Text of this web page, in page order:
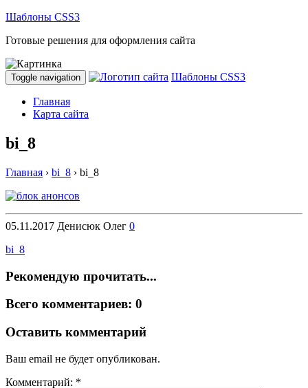
Шаблоны CSS3
Готовые решения для оформления сайта
Toggle navigation Шаблоны CSS3
Главная
Карта сайта
bi_8
Главная › bi_8 › bi_8
05.11.2017 Денисюк Олег 0
bi_8
Рекомендую прочитать...
Всего комментариев: 0
Оставить комментарий
Ваш email не будет опубликован.
Комментарий: *